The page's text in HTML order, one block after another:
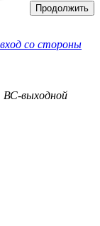
Продолжить
со стороны
ВС-выходной